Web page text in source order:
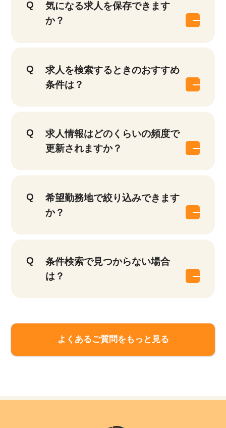
気になる求人を保存できます
か？
求人を検索するときのおすすめ
条件は？
求人情報はどのくらいの頻度で
更新されますか？
希望勤務地で絞り込みできます
か？
条件検索で見つからない場合
は？
よくあるご質問をもっと見る